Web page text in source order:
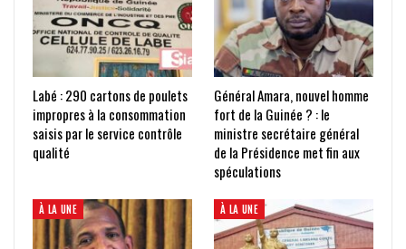
Labé : 290 cartons de poulets
impropres à la consommation
saisis par le service contrôle
qualité
Général Amara, nouvel homme
fort de la Guinée ? : le
ministre secrétaire général
de la Présidence met fin aux
spéculations
À LA UNE À LA UNE